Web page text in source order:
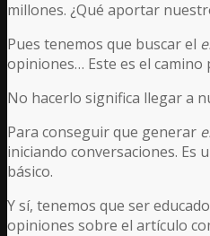
millones. ¿Qué aportar
Pues tenemos que buscar el
opiniones… Este es el
No hacerlo significa llegar a
Para conseguir que generar
iniciando conversaciones. Es
básico.
Y sí, tenemos que ser
opiniones sobre el artículo